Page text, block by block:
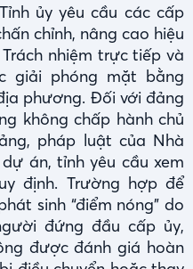
ủy yêu cầu các cấp
chỉnh, nâng cao hiệu
nhiệm trực tiếp và
giải phóng mặt bằng
phương. Đối với đảng
không chấp hành chủ
pháp luật của Nhà
án, tỉnh yêu cầu xem
định. Trường hợp để
sinh “điểm nóng” do
đứng đầu cấp ủy,
được đánh giá hoàn